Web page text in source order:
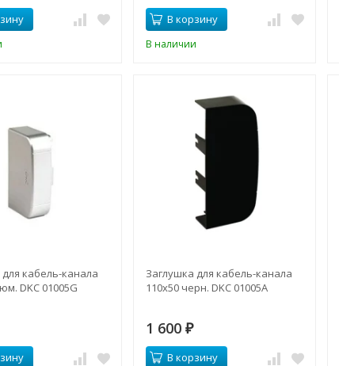
В корзину
В наличии
кабель-канала
DKC 01005G
Заглушка для кабель-канала
110х50 черн. DKC 01005A
1 600 ₽
В корзину